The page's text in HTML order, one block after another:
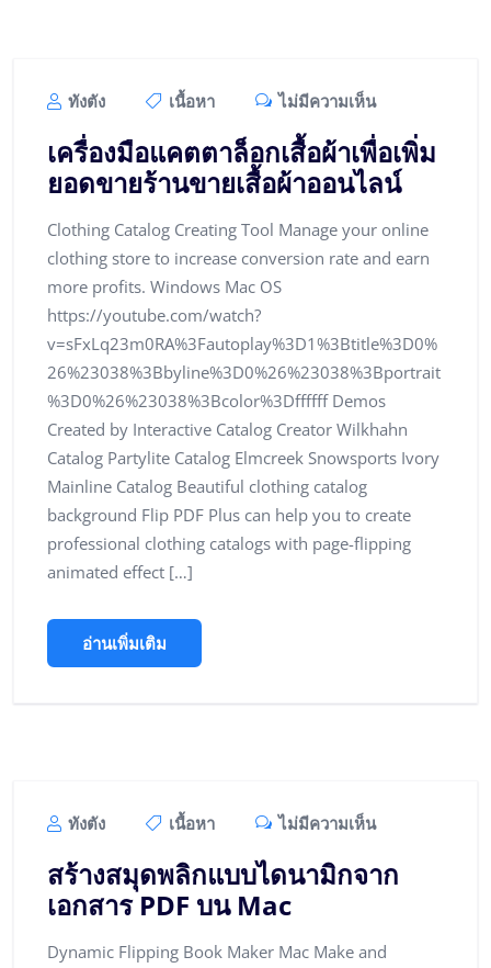
ทังตัง เนื้อหา ไม่มีความเห็น
เครื่องมือแคตตาล็อกเสื้อผ้าเพื่อเพิ่ม
ยอดขายร้านขายเสื้อผ้าออนไลน์
Clothing Catalog Creating Tool Manage your online
clothing store to increase conversion rate and earn
more profits. Windows Mac OS
https://youtube.com/watch?
v=sFxLq23m0RA%3Fautoplay%3D1%3Btitle%3D0%
26%23038%3Bbyline%3D0%26%23038%3Bportrait
%3D0%26%23038%3Bcolor%3Dffffff Demos
Created by Interactive Catalog Creator Wilkhahn
Catalog Partylite Catalog Elmcreek Snowsports Ivory
Mainline Catalog Beautiful clothing catalog
background Flip PDF Plus can help you to create
professional clothing catalogs with page-flipping
animated effect […]
อ่านเพิ่มเติม
ทังตัง เนื้อหา ไม่มีความเห็น
สร้างสมุดพลิกแบบไดนามิกจาก
เอกสาร PDF บน Mac
Dynamic Flipping Book Maker Mac Make and